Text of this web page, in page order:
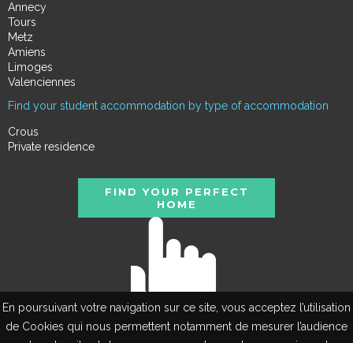
En poursuivant votre navigation sur ce site, vous acceptez l’utilisation
de Cookies qui nous permettent notamment de mesurer l’audience
Annecy
Tours
Metz
Amiens
Limoges
Valenciennes
Find your student accommodation by type of accommodation
Crous
Private residence
FIND YOUR PERFECT
HOME